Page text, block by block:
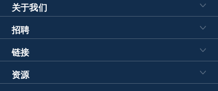
关于我们
招聘
链接
资源